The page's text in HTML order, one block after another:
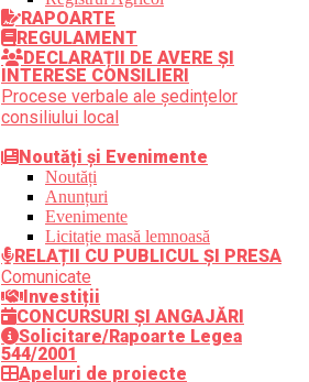
RAPOARTE
REGULAMENT
DECLARAȚII DE AVERE ȘI
INTERESE CONSILIERI
Procese verbale ale ședințelor
consiliului local
Noutăți și Evenimente
Noutăți
Anunțuri
Evenimente
Licitație masă lemnoasă
RELAȚII CU PUBLICUL ȘI PRESA
Comunicate
Investiții
CONCURSURI ȘI ANGAJĂRI
Solicitare/Rapoarte Legea
544/2001
Apeluri de proiecte